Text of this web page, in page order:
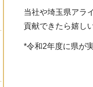
当社や埼玉県アラ
貢献できたら嬉し
*令和2年度に県が